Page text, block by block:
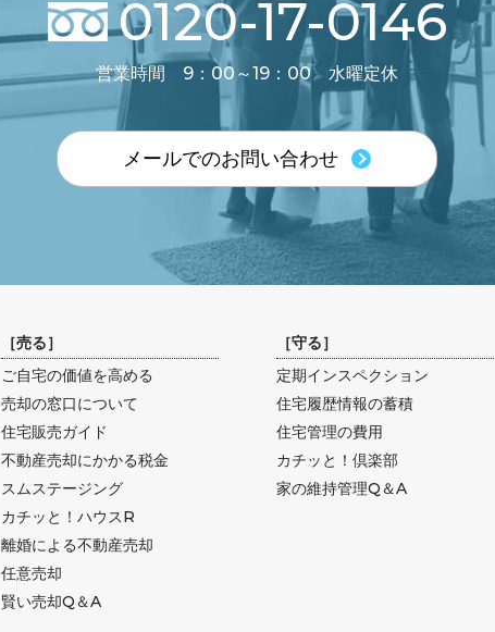
0120-17-0146
営業時間 9：00～19：00 水曜定休
メールでのお問い合わせ
［売る］
ご自宅の価値を高める
売却の窓口について
住宅販売ガイド
不動産売却にかかる税金
スムステージング
カチッと！ハウスR
離婚による不動産売却
任意売却
賢い売却Q＆A
［守る］
定期インスペクション
住宅履歴情報の蓄積
住宅管理の費用
カチッと！倶楽部
家の維持管理Q＆A